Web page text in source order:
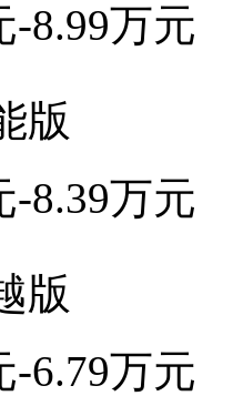
-8.99万元
版
-8.39万元
版
-6.79万元